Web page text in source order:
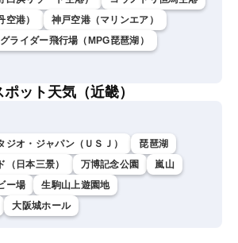
港）
神戸空港（マリンエア）
ライダー飛行場（MPG琵琶湖）
ット天気（近畿）
ジオ・ジャパン（ＵＳＪ）
琵琶湖
（日本三景）
万博記念公園
嵐山
ー場
生駒山上遊園地
大阪城ホール